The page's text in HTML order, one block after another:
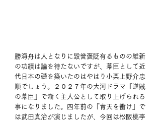
勝海舟は人となりに毀誉褒貶有るものの維新
の功績は論を待たないですが、幕臣として近
代日本の礎を築いたのはやはり小栗上野介忠
順でしょう。２０２７年の大河ドラマ『逆賊
の幕臣』で漸く主人公として取り上げられる
事になりました。四年前の『青天を衝け』で
は武田真治が演じましたが、今回は松阪桃李